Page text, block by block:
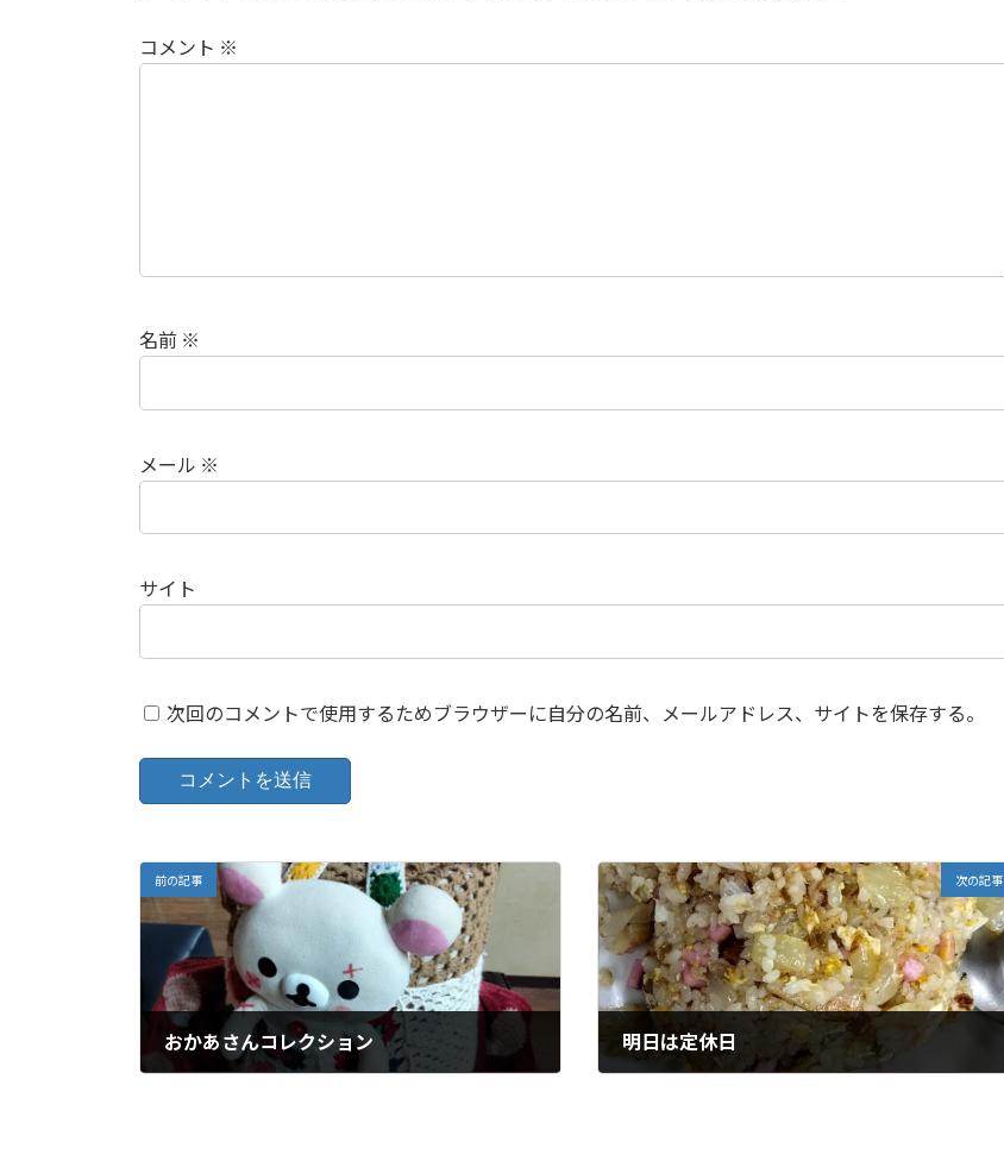
コメント ※
名前 ※
メール ※
サイト
次回のコメントで使用するためブラウザーに自分の名前、メールアドレス、サイトを保存する。
前の記事
おかあさんコレクション
次の記事
明日は定休日